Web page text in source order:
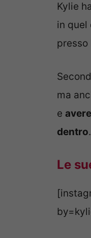
Kylie
in quel
presso
ma
e
dentro.
Le